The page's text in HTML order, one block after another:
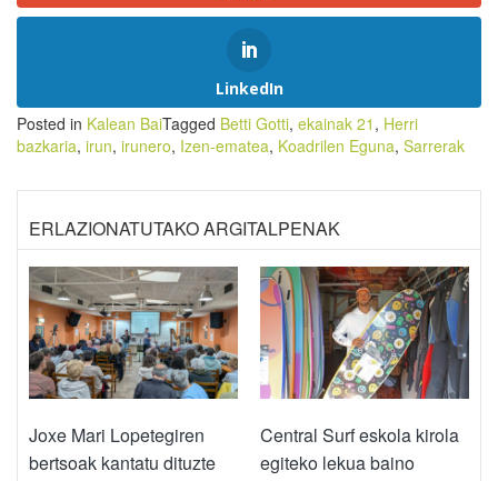
LinkedIn
Posted in Kalean BaiTagged Betti Gotti, ekainak 21 , Herri
bazkaria, irun, irunero, Izen-ematea, Koadrilen Eguna, Sarrerak
ERLAZIONATUTAKO ARGITALPENAK
Joxe Mari Lopetegiren
bertsoak kantatu dituzte
Central Surf eskola kirola
egiteko lekua baino